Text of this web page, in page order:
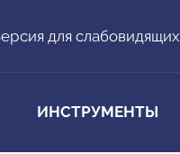
для слабовидящих
ИНСТРУМЕНТЫ